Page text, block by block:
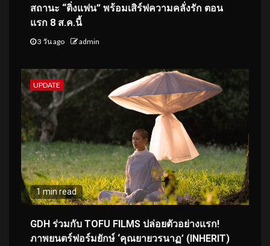
สถานะ “ติ่งแฟน” พร้อมเสิร์ฟความคลั่งรัก ตอน
แรก 8 ส.ค.นี้
3 วัน ago admin
UPDATE
1 min read
GDH ร่วมกับ TOFU FILMS ปล่อยตัวอย่างแรก!
ภาพยนตร์ฟอร์มยักษ์ ‘คุณยายวรนาฏ’ (INHERIT)